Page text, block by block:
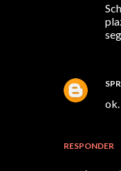
RESPONDER
SPR